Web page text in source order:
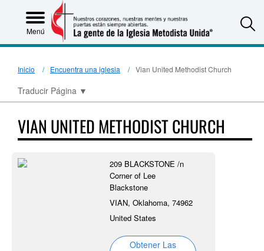
Menú
Inicio Encuentra una iglesia Vian United Methodist Church
Traducir Página ▼
VIAN UNITED METHODIST CHURCH
209 BLACKSTONE /n
Corner of Lee
Blackstone
VIAN, Oklahoma, 74962
United States
Obtener Las